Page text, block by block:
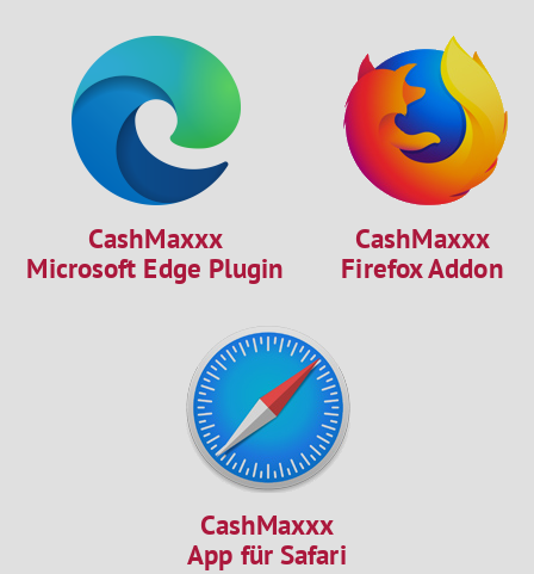
CashMaxxx
Microsoft Edge Plugin
CashMaxxx
Firefox Addon
CashMaxxx
App für Safari